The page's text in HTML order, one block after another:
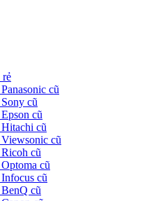
rẻ
cũ
cũ
cũ
cũ
cũ
cũ
cũ
cũ
cũ